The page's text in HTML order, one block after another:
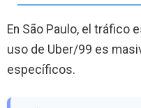
En São Paulo, el tráfico
uso de Uber/99 es
específicos.